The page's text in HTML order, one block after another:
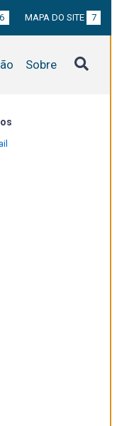
6 MAPA DO SITE 7
Sobre